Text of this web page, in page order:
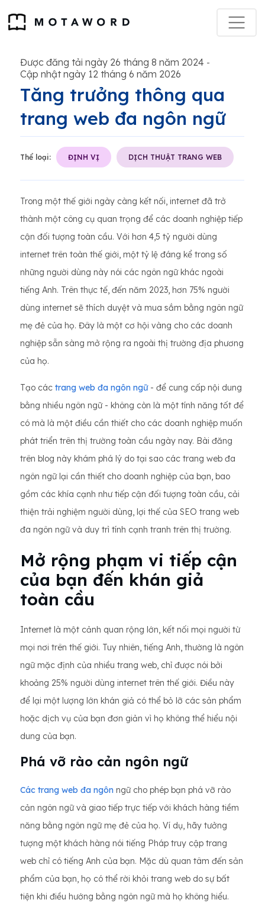
Được đăng tải ngày 26 tháng 8 năm 2024 -
Cập nhật ngày 12 tháng 6 năm 2026
Tăng trưởng thông qua
trang web đa ngôn ngữ
Thể loại: ĐỊNH VỊ DỊCH THUẬT TRANG WEB
Trong một thế giới ngày càng kết nối, internet đã trở
thành một công cụ quan trọng để các doanh nghiệp tiếp
cận đối tượng toàn cầu. Với hơn 4,5 tỷ người dùng
internet trên toàn thế giới, một tỷ lệ đáng kể trong số
những người dùng này nói các ngôn ngữ khác ngoài
tiếng Anh. Trên thực tế, đến năm 2023, hơn 75% người
dùng internet sẽ thích duyệt và mua sắm bằng ngôn ngữ
mẹ đẻ của họ. Đây là một cơ hội vàng cho các doanh
nghiệp sẵn sàng mở rộng ra ngoài thị trường địa phương
của họ.
Tạo các trang web đa ngôn ngữ- để cung cấp nội dung
bằng nhiều ngôn ngữ - không còn là một tính năng tốt để
có mà là một điều cần thiết cho các doanh nghiệp muốn
phát triển trên thị trường toàn cầu ngày nay. Bài đăng
trên blog này khám phá lý do tại sao các trang web đa
ngôn ngữ lại cần thiết cho doanh nghiệp của bạn, bao
gồm các khía cạnh như tiếp cận đối tượng toàn cầu, cải
thiện trải nghiệm người dùng, lợi thế của SEO trang web
đa ngôn ngữ và duy trì tính cạnh tranh trên thị trường.
Mở rộng phạm vi tiếp cận
của bạn đến khán giả
toàn cầu
Internet là một cảnh quan rộng lớn, kết nối mọi người từ
mọi nơi trên thế giới. Tuy nhiên, tiếng Anh, thường là ngôn
ngữ mặc định của nhiều trang web, chỉ được nói bởi
khoảng 25% người dùng internet trên thế giới. Điều này
để lại một lượng lớn khán giả có thể bỏ lỡ các sản phẩm
hoặc dịch vụ của bạn đơn giản vì họ không thể hiểu nội
dung của bạn.
Phá vỡ rào cản ngôn ngữ
Các trang web đa ngôn ngữ cho phép bạn phá vỡ rào
cản ngôn ngữ và giao tiếp trực tiếp với khách hàng tiềm
năng bằng ngôn ngữ mẹ đẻ của họ. Ví dụ, hãy tưởng
tượng một khách hàng nói tiếng Pháp truy cập trang
web chỉ có tiếng Anh của bạn. Mặc dù quan tâm đến sản
phẩm của bạn, họ có thể rời khỏi trang web do sự bất
tiện khi điều hướng bằng ngôn ngữ mà họ không hiểu.